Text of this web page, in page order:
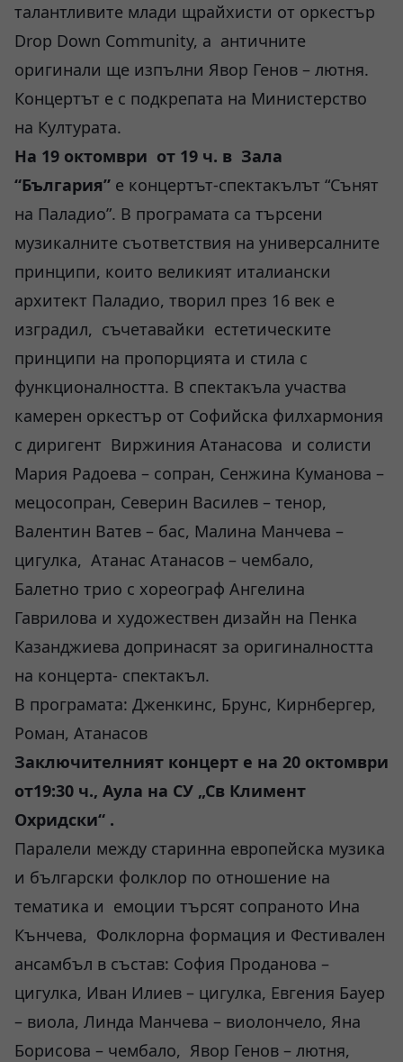
талантливите млади щрайхисти от оркестър
Drop Down Community, а античните
оригинали ще изпълни Явор Генов – лютня.
Концертът е с подкрепата на Министерство
на Културата.
На 19 октомври от 19 ч. в Зала
“България” е концертът-спектакълът “Сънят
на Паладио”. В програмата са търсени
музикалните съответствия на универсалните
принципи, които великият италиански
архитект Паладио, творил през 16 век е
изградил, съчетавайки естетическите
принципи на пропорцията и стила с
функционалността. В спектакъла участва
камерен оркестър от Софийска филхармония
с диригент Виржиния Атанасова и солисти
Мария Радоева – сопран, Сенжина Куманова –
мецосопран, Северин Василев – тенор,
Валентин Ватев – бас, Малина Манчева –
цигулка, Атанас Атанасов – чембало,
Балетно трио с хореограф Ангелина
Гаврилова и художествен дизайн на Пенка
Казанджиева допринасят за оригиналността
на концерта- спектакъл.
В програмата: Дженкинс, Брунс, Кирнбергер,
Роман, Атанасов
Заключителният концерт е на 20 октомври
от19:30 ч., Аула на СУ „Св Климент
Охридски“ .
Паралели между старинна европейска музика
и български фолклор по отношение на
тематика и емоции търсят сопраното Ина
Кънчева, Фолклорна формация и Фестивален
ансамбъл в състав: София Проданова –
цигулка, Иван Илиев – цигулка, Евгения Бауер
– виола, Линда Манчева – виолончело, Яна
Борисова – чембало, Явор Генов – лютня,